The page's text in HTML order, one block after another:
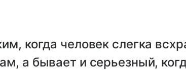
когда человек слегка
а бывает и серьезный,